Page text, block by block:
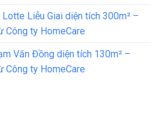
Liễu Giai diện tích 300m² –
Công ty HomeCare
Văn Đồng diện tích 130m² –
Công ty HomeCare